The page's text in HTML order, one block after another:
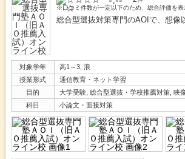
※口コミ件数が一定以下のため、総合評価を表
総合型選抜対策専門のAOIで、想像
対象学年
高1～3, 浪
授業形式
通信教育・ネット学習
目的
大学受験, 総合型選抜・学校推薦対策, 映
科目
小論文・面接対策